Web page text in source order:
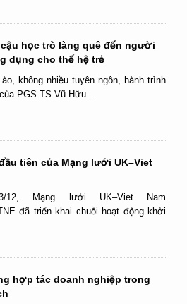
học trò làng quê đến người
dụng cho thế hệ trẻ
ào, không nhiều tuyên ngôn, hành trình
PGS.TS Vũ Hữu…
tiên của Mạng lưới UK–Viet
12, Mạng lưới UK–Viet Nam
đã triển khai chuỗi hoạt động khởi
hợp tác doanh nghiệp trong